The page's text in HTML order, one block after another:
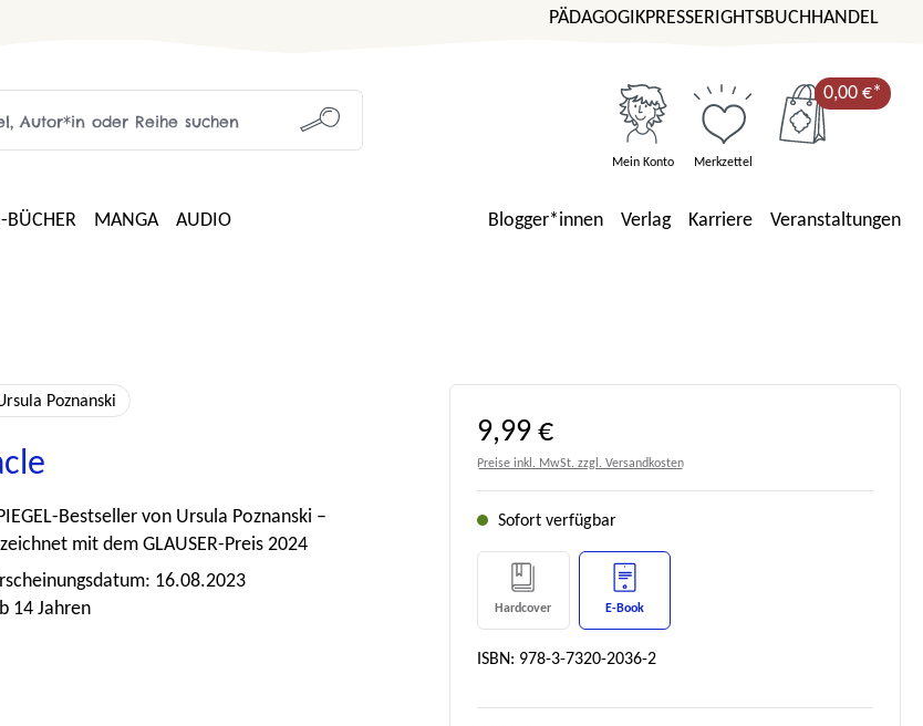
PÄDAGOGIKPRESSERIGHTSBUCHHANDEL
Mein Konto Merkzettel
0,00 €*
BÜCHER MANGA AUDIO Blogger*innen Verlag Karriere Veranstaltungen
Poznanski
Bestseller von Ursula Poznanski –
mit dem GLAUSER-Preis 2024
16.08.2023
14 Jahren
Regulärer Preis:
9,99 €
Preise inkl. MwSt. zzgl. Versandkosten
Sofort verfügbar
Hardcover E-Book
ISBN: 978-3-7320-2036-2